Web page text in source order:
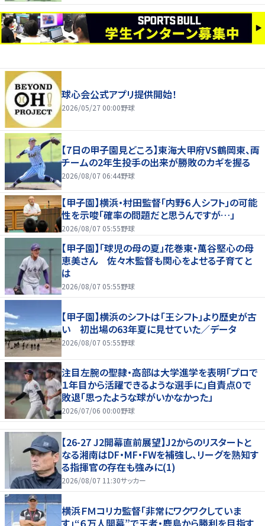
球心会公式アプリ提供開始！
2026/05/27 00:00野球
【7日の甲子園見どころ】東海大甲府VS鶴岡東、両
チームの2年生投手の出来が勝敗のカギを握る
2026/08/07 06:44野球
【甲子園】横浜・村田監督「内野６人シフト」の可能
性を示唆「確率の問題だと思うんですが…」
2026/08/07 05:55野球
【甲子園】「球児の母の夏」花巻東・萬谷堅心の母
恵美さん 佐々木監督も関心をよせる子育てと
は
2026/08/07 05:55野球
【甲子園】横浜のシフトは「王シフト」より歴史が古
い 初出場の63年夏に見せていた／データ
2026/08/07 05:55野球
注目左腕の聖隷・高部は大学進学を表明「プロで
１年目から活躍できるような選手に」自責点０で
敗退「思ったような球がいかなかった」
2026/07/06 00:00野球
【26-27 J2開幕直前展望】J2からのリスタートと
なる湘南はDF・MF・FWを補強し、リーグを熟知す
る指揮官の存在も強みに(1)
2026/08/07 11:30サッカー
横浜ＦＭコリカ監督「非常にワクワクしていま
す」“６万人開幕”で王者・鹿島から勝利を目指す